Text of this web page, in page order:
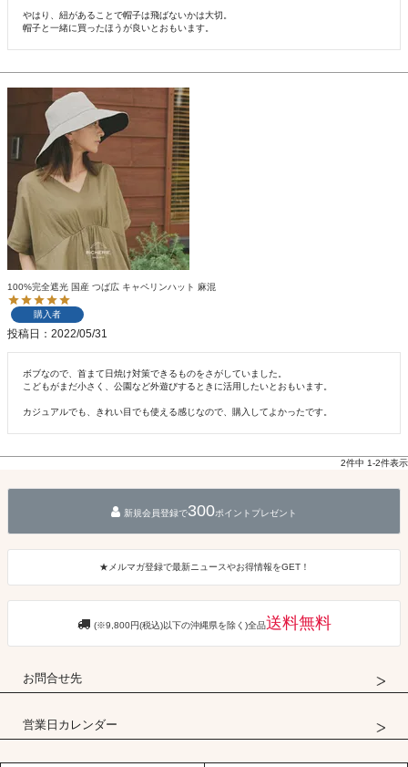
やはり、紐があることで帽子は飛ばないかは大切。
帽子と一緒に買ったほうが良いとおもいます。
100%完全遮光 国産 つば広 キャペリンハット 麻混
購入者
投稿日 2022/05/31
ボブなので、首まて日焼け対策できるものをさがしていました。
こどもがまだ小さく、公園など外遊びするときに活用したいとおもいます。
カジュアルでも、きれい目でも使える感じなので、購入してよかったです。
2件中 1-2件表示
新規会員登録で300ポイントプレゼント
★メルマガ登録で最新ニュースやお得情報をGET！
(※9,800円(税込)以下の沖縄県を除く)全品送料無料
お問合せ先
営業日カレンダー